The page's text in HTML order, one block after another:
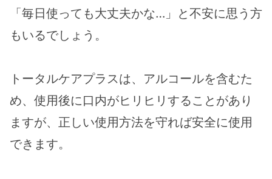
「毎日使っても大丈夫かな…」と不安に思う方
もいるでしょう。
トータルケアプラスは、アルコールを含むた
め、使用後に口内がヒリヒリすることがあり
ますが、正しい使用方法を守れば安全に使用
できます。